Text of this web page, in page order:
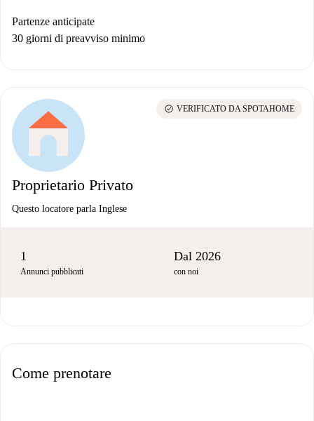
Partenze anticipate
30 giorni di preavviso minimo
Proprietario Privato
Questo locatore parla Inglese
check_circle VERIFICATO DA SPOTAHOME
1
Annunci pubblicati
Dal 2026
con noi
Come prenotare